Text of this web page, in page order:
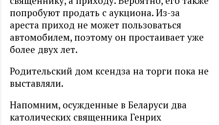
попробуют продать с аукциона. Из-за
ареста приход не может пользоваться
автомобилем, поэтому он простаивает уже
более двух лет.
Родительский дом ксендза на торги пока не
выставляли.
Напомним, осужденные в Беларуси два
католических священника Генрих